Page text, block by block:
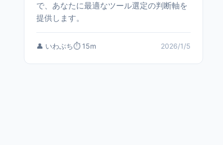
で、あなたに最適なツール選定の判断軸を
提供します。
👤 いわぶち⏱️ 15m 2026/1/5